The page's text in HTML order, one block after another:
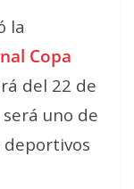
la
Copa
del 22 de
uno de
deportivos